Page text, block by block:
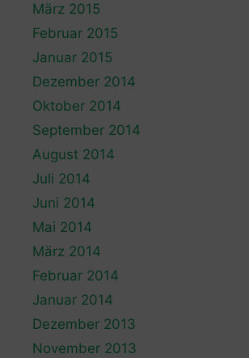
März 2015
Februar 2015
Januar 2015
Dezember 2014
Oktober 2014
September 2014
August 2014
Juli 2014
Juni 2014
Mai 2014
März 2014
Februar 2014
Januar 2014
Dezember 2013
November 2013